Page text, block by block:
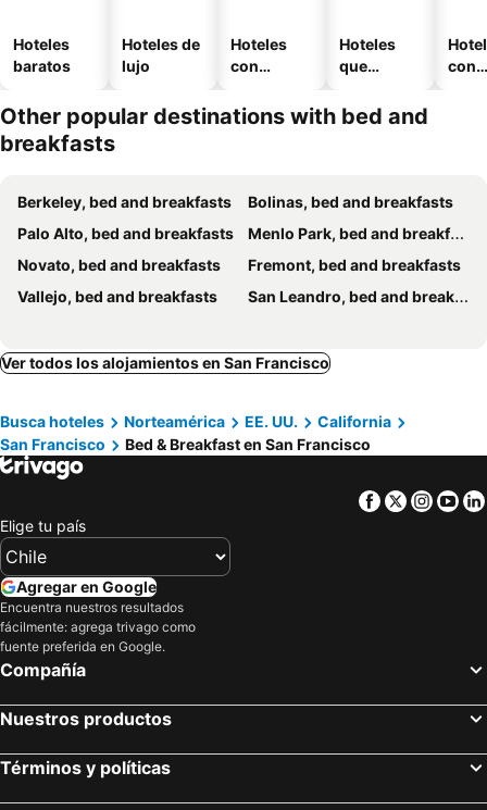
Hoteles
baratos
Hoteles de
lujo
Hoteles
con
Hoteles
que
mascotas
con
Other popular destinations with bed and
breakfasts
Berkeley, bed and breakfasts
Bolinas, bed and breakfasts
Palo Alto, bed and breakfasts
Menlo Park, bed and breakfasts
Novato, bed and breakfasts
Fremont, bed and breakfasts
Vallejo, bed and breakfasts
San Leandro, bed and breakfasts
Ver todos los alojamientos en San Francisco
Busca hoteles Norteamérica EE. UU.
California
San Francisco
Bed & Breakfast en San Francisco
Facebook
Twitter
Elige tu país
Agregar en Google
Encuentra nuestros resultados
fácilmente: agrega trivago como
fuente preferida en Google.
Compañía
Nuestros productos
Términos y políticas